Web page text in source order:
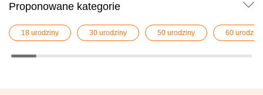
Proponowane kategorie
18 urodziny 30 urodziny 50 urodziny 60 urodziny